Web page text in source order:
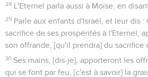
28 L'Eternel parla aussi à Moïse, en
29 Parle aux enfants d'Israël, et leur dis
sacrifice de ses prospérités à l'Eternel,
son offrande, [qu'il prendra] du sacrifice
30 Ses mains, [dis-je], apporteront les
qui se font par feu, [c'est à savoir] la